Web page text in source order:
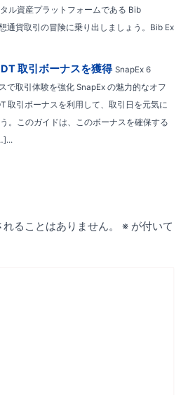
ル資産プラットフォームである Bib
通貨取引の冒険に乗り出しましょう。Bib Ex
取引ボーナスを獲得 SnapEx 6
で取引体験を強化 SnapEx の魅力的なオフ
取引ボーナスを利用して、取引日を元気に
。このガイドは、このボーナスを確保する
ることはありません。 ※ が付いて